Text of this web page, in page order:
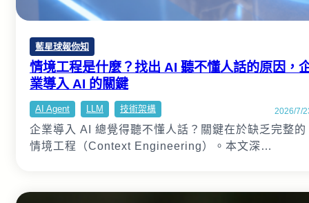
藍星球報你知
情境工程是什麼？找出 AI 聽不懂人話的原因，
業導入 AI 的關鍵
AI Agent LLM 技術架構 2026/7/
企業導入 AI 總覺得聽不懂人話？關鍵在於缺乏完整的
情境工程（Context Engineering）。本文深…